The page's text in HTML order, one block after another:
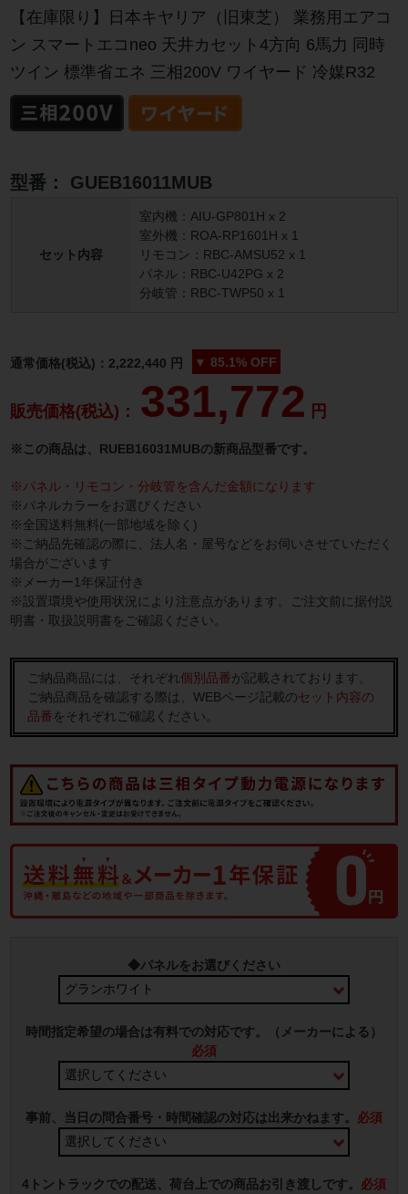
【在庫限り】日本キヤリア（旧東芝） 業務用エアコ
ン スマートエコneo 天井カセット4方向 6馬力 同時
ツイン 標準省エネ 三相200V ワイヤード 冷媒R32
型番： GUEB16011MUB
セット内容
室内機：AIU-GP801H x 2
室外機：ROA-RP1601H x 1
リモコン：RBC-AMSU52 x 1
パネル：RBC-U42PG x 2
分岐管：RBC-TWP50 x 1
通常価格(税込)： 2,222,440 円 ▼ 85.1% OFF
販売価格(税込)： 331,772 円
※この商品は、RUEB16031MUBの新商品型番です。
※パネル・リモコン・分岐管を含んだ金額になります
※パネルカラーをお選びください
※全国送料無料(一部地域を除く)
※ご納品先確認の際に、法人名・屋号などをお伺いさせていただく
場合がございます
※メーカー1年保証付き
※設置環境や使用状況により注意点があります。ご注文前に据付説
明書・取扱説明書をご確認ください。
ご納品商品には、それぞれ個別品番が記載されております。
ご納品商品を確認する際は、WEBページ記載のセット内容の
品番をそれぞれご確認ください。
◆パネルをお選びください
時間指定希望の場合は有料での対応です。（メーカーによる）
必須
事前、当日の問合番号・時間確認の対応は出来かねます。 必須
4トントラックでの配送、荷台上での商品お引き渡しです。 必須